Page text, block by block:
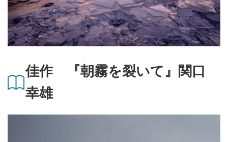
佳作 『朝霧を裂いて』関口
幸雄